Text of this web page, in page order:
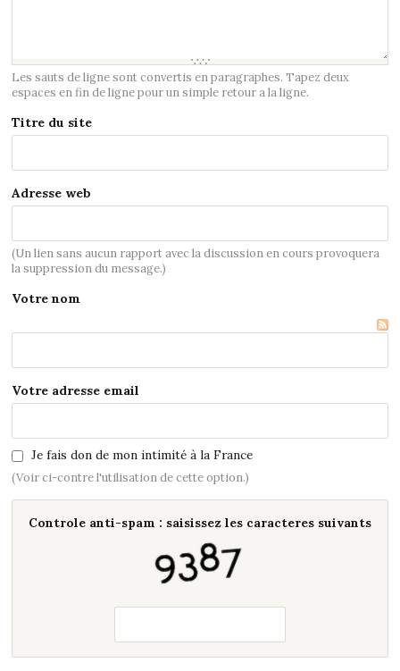
Les sauts de ligne sont convertis en paragraphes. Tapez deux
espaces en fin de ligne pour un simple retour a la ligne.
Titre du site
Adresse web
(Un lien sans aucun rapport avec la discussion en cours provoquera
la suppression du message.)
Votre nom
Votre adresse email
Je fais don de mon intimité à la France
(Voir ci-contre l'utilisation de cette option.)
Controle anti-spam : saisissez les caracteres suivants